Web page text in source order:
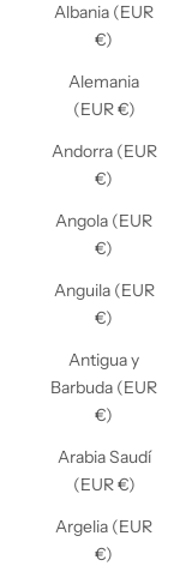
Albania (EUR
€)
Alemania
(EUR €)
Andorra (EUR
€)
Angola (EUR
€)
Anguila (EUR
€)
Antigua y
Barbuda (EUR
€)
Arabia Saudí
(EUR €)
Argelia (EUR
€)